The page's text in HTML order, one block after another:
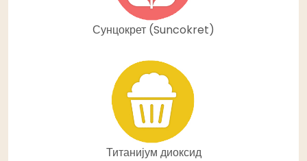
Сунцокрет (Suncokret)
Титанијум диоксид